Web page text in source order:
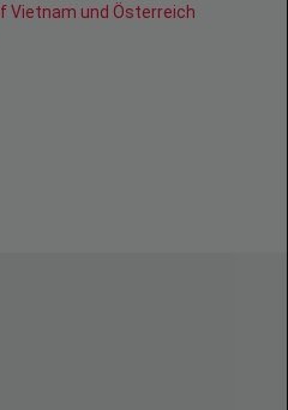
Vietnam und Österreich